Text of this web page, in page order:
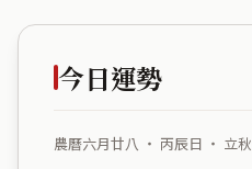
今日運勢
農曆六月廿八 ・ 丙辰日 ・ 立秋